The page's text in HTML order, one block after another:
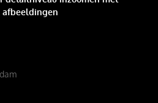
afbeeldingen